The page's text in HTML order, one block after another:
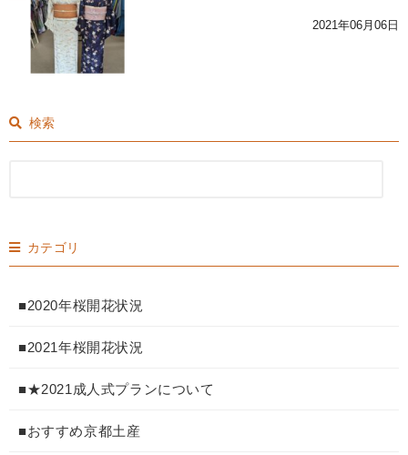
2021年06月06日
検索
カテゴリ
■2020年桜開花状況
■2021年桜開花状況
■★2021成人式プランについて
■おすすめ京都土産